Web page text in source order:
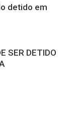
detido em
SER DETIDO